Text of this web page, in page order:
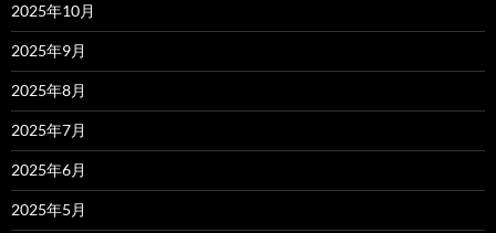
2025年10月
2025年9月
2025年8月
2025年7月
2025年6月
2025年5月